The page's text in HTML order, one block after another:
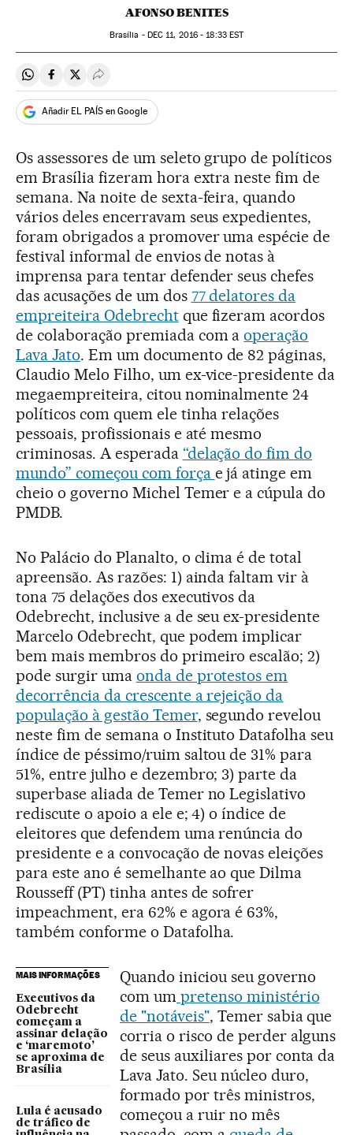
AFONSO BENITES
Brasília - DEC 11, 2016 - 18:33EST
Compartir en Whatsapp
Compartir en Facebook
Compartir en Twitter
Desplegar Redes Sociales
Añadir EL PAÍS en Google
Os assessores de um seleto grupo de políticos
em Brasília fizeram hora extra neste fim de
semana. Na noite de sexta-feira, quando
vários deles encerravam seus expedientes,
foram obrigados a promover uma espécie de
festival informal de envios de notas à
imprensa para tentar defender seus chefes
das acusações de um dos 77 delatores da
empreiteira Odebrechtque fizeram acordos
de colaboração premiada com aoperação
Lava Jato. Em um documento de 82 páginas,
Claudio Melo Filho, um ex-vice-presidente da
megaempreiteira, citou nominalmente 24
políticos com quem ele tinha relações
pessoais, profissionais e até mesmo
criminosas. A esperada “delação do fim do
mundo” começou com força e já atinge em
cheio o governo Michel Temer e a cúpula do
PMDB.
No Palácio do Planalto, o clima é de total
apreensão. As razões: 1) ainda faltam vir à
tona 75 delações dos executivos da
Odebrecht, inclusive a de seu ex-presidente
Marcelo Odebrecht, que podem implicar
bem mais membros do primeiro escalão; 2)
pode surgir uma onda de protestos em
decorrência da crescente a rejeição da
população à gestão Temer, segundo revelou
neste fim de semana o Instituto Datafolha seu
índice de péssimo/ruim saltou de 31% para
51%, entre julho e dezembro; 3) parte da
superbase aliada de Temer no Legislativo
rediscute o apoio a ele e; 4) o índice de
eleitores que defendem uma renúncia do
presidente e a convocação de novas eleições
para este ano é semelhante ao que Dilma
Rousseff (PT) tinha antes de sofrer
impeachment, era 62% e agora é 63%,
também conforme o Datafolha.
MAIS INFORMAÇÕES
Executivos da
Odebrecht
começam a
assinar delação
e ‘maremoto’
se aproxima de
Brasília
Lula é acusado
de tráfico de
Quando iniciou seu governo
com um pretenso ministério
de "notáveis", Temer sabia que
corria o risco de perder alguns
de seus auxiliares por conta da
Lava Jato. Seu núcleo duro,
formado por três ministros,
começou a ruir no mês